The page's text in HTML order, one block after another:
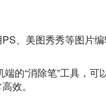
、美图秀秀等图片
端的“消除笔”工具，
效。